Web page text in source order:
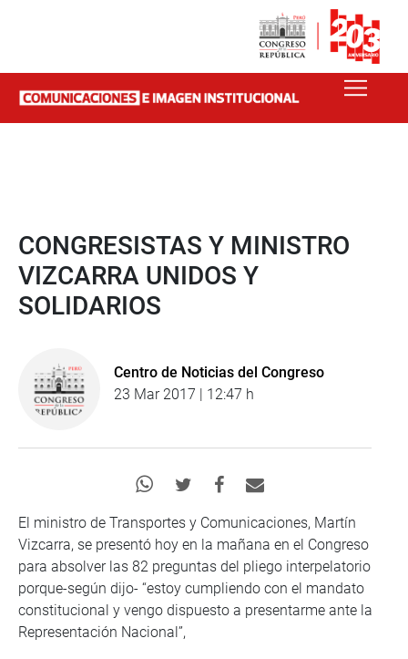
CONGRESISTAS Y MINISTRO
VIZCARRA UNIDOS Y
SOLIDARIOS
Centro de Noticias del Congreso
23 Mar 2017 | 12:47 h
El ministro de Transportes y Comunicaciones, Martín
Vizcarra, se presentó hoy en la mañana en el Congreso
para absolver las 82 preguntas del pliego interpelatorio
porque-según dijo- “estoy cumpliendo con el mandato
constitucional y vengo dispuesto a presentarme ante la
Representación Nacional”,